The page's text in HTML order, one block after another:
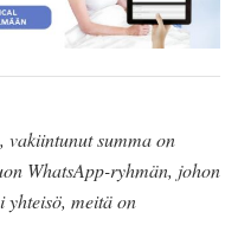
vakiintunut summa on
WhatsApp-ryhmän, johon
meitä on